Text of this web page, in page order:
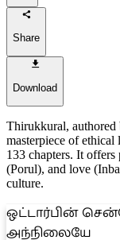
Share
Download
Thirukkural, authored
masterpiece of
133 chapters. It
(Porul), and love
culture.
ஒட்டார்பின்
அந்நிலையே